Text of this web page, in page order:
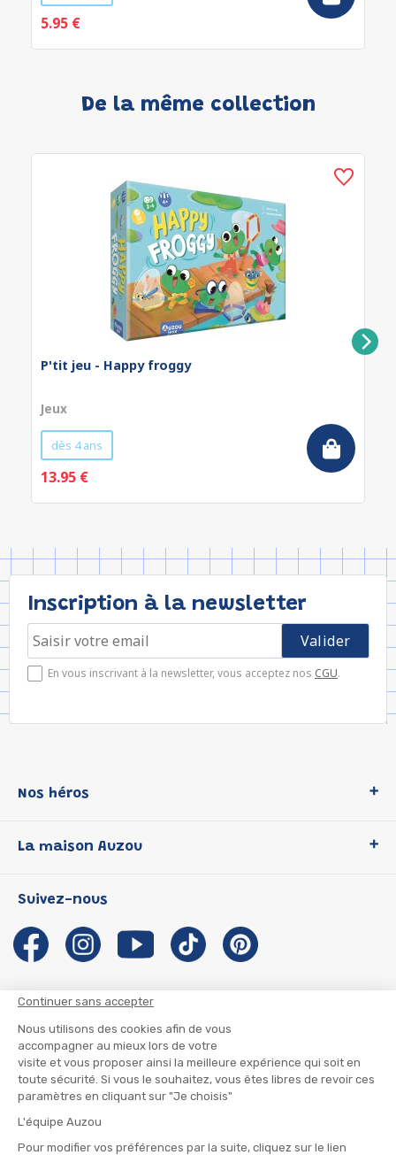
Continuer sans accepter
Nous utilisons des cookies afin de vous
accompagner au mieux lors de votre
visite et vous proposer ainsi la meilleure expérience qui soit en
toute sécurité. Si vous le souhaitez, vous êtes libres de revoir ces
paramètres en cliquant sur "Je choisis"
L'équipe Auzou
Pour modifier vos préférences par la suite, cliquez sur le lien
5.95 €
De la même collection
P'tit jeu - Happy froggy
Jeux
dès 4 ans
13.95 €
Inscription à la newsletter
En vous inscrivant à la newsletter, vous acceptez nos CGU.
Nos héros
P'tit Loup
Les Influenceuses
Migali
Petite Taupe
La maison Auzou
Notre histoire
Auzou s'engage
Auteurs et illustrateurs Auzou
Suivre mon colis
Infos consommateur
Suivez-nous
CGU
CGV
Mentions légales